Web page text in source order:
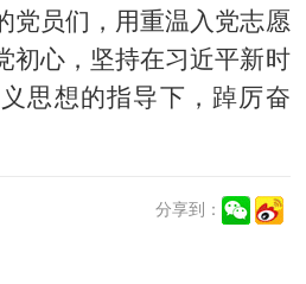
党员们，用重温入党志愿
初心，坚持在习近平新时
思想的指导下，踔厉奋
分享到：